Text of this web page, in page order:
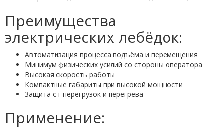
Преимущества
электрических лебёдок:
Автоматизация процесса подъёма и перемещения
Минимум физических усилий со стороны оператора
Высокая скорость работы
Компактные габариты при высокой мощности
Защита от перегрузок и перегрева
Применение: